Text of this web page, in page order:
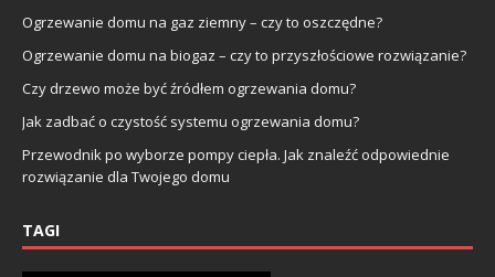
Ogrzewanie domu na gaz ziemny – czy to oszczędne?
Ogrzewanie domu na biogaz – czy to przyszłościowe rozwiązanie?
Czy drzewo może być źródłem ogrzewania domu?
Jak zadbać o czystość systemu ogrzewania domu?
Przewodnik po wyborze pompy ciepła. Jak znaleźć odpowiednie
rozwiązanie dla Twojego domu
TAGI